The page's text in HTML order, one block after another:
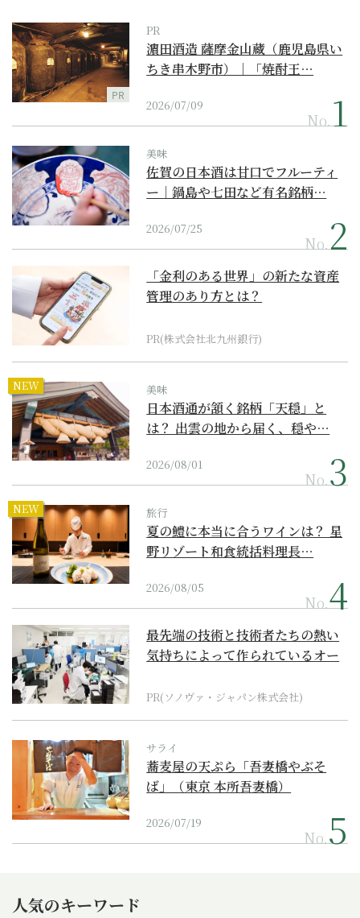
PR
PR
濵田酒造 薩摩金山蔵（鹿児島県い
ちき串木野市）｜「焼酎王…
2026/07/09
No.
美味
佐賀の日本酒は甘口でフルーティ
ー｜鍋島や七田など有名銘柄…
2026/07/25
No.
「金利のある世界」の新たな資産
管理のあり方とは？
PR(株式会社北九州銀行)
NEW 美味
日本酒通が頷く銘柄「天穏」と
は？ 出雲の地から届く、穏や…
2026/08/01
No.
NEW 旅行
夏の鱧に本当に合うワインは？ 星
野リゾート和食統括料理長…
2026/08/05
No.
最先端の技術と技術者たちの熱い
気持ちによって作られているオー
PR(ソノヴァ・ジャパン株式会社)
サライ
蕎麦屋の天ぷら「吾妻橋やぶそ
ば」（東京 本所吾妻橋）
2026/07/19
No.
人気のキーワード